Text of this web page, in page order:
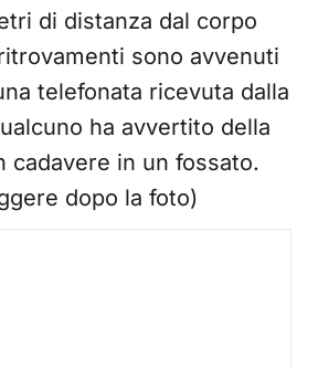
di distanza dal corpo
sono avvenuti
telefonata ricevuta dalla
ha avvertito della
cadavere in un fossato.
dopo la foto)